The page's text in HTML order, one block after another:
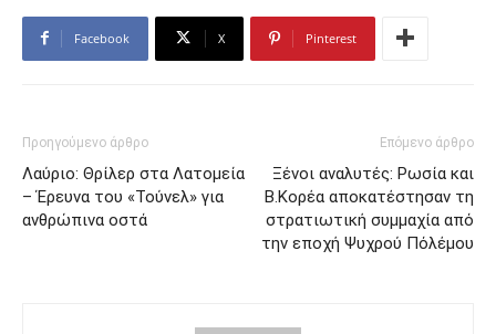
Facebook X Pinterest
Προηγούμενο άρθρο
Λαύριο: Θρίλερ στα Λατομεία
– Έρευνα του «Τούνελ» για
ανθρώπινα οστά
Επόμενο άρθρο
Ξένοι αναλυτές: Ρωσία και
Β.Κορέα αποκατέστησαν τη
στρατιωτική συμμαχία από
την εποχή Ψυχρού Πόλέμου